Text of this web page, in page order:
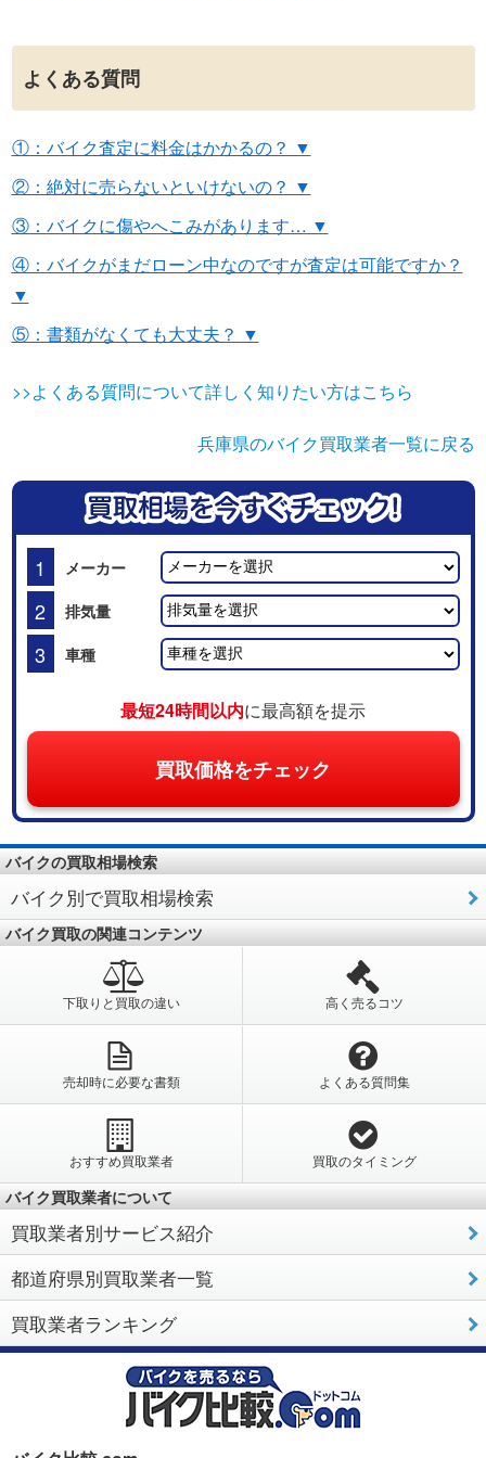
よくある質問
①：バイク査定に料金はかかるの？ ▼
②：絶対に売らないといけないの？ ▼
③：バイクに傷やへこみがあります… ▼
④：バイクがまだローン中なのですが査定は可能ですか？
▼
⑤：書類がなくても大丈夫？ ▼
>>よくある質問について詳しく知りたい方はこちら
兵庫県のバイク買取業者一覧に戻る
1 メーカー
2 排気量
3 車種
最短24時間以内に最高額を提示
買取価格をチェック
バイクの買取相場検索
バイク別で買取相場検索
バイク買取の関連コンテンツ
下取りと買取の違い 高く売るコツ
売却時に必要な書類 よくある質問集
おすすめ買取業者 買取のタイミング
バイク買取業者について
買取業者別サービス紹介
都道府県別買取業者一覧
買取業者ランキング